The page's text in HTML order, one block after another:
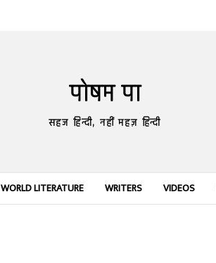
पोषम पा
सहज हिन्दी, नहीं महज़ हिन्दी
WORLD LITERATURE WRITERS VIDEOS